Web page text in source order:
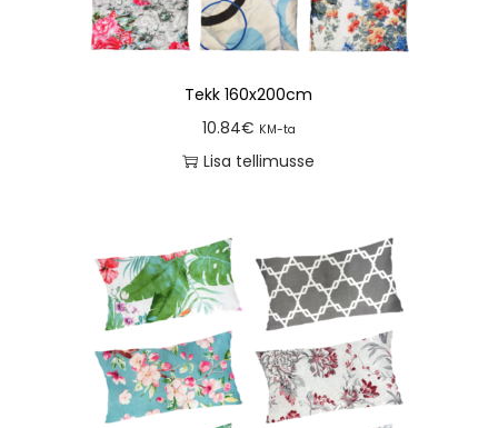
Tekk 160x200cm
10.84€ KM-ta
Lisa tellimusse